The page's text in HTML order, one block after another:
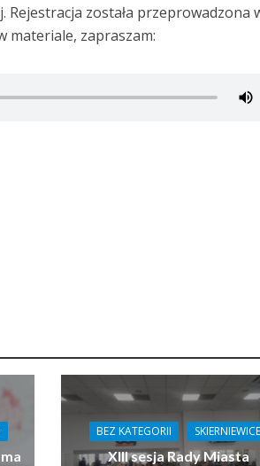
Rejestracja została przeprowadzona
materiale, zapraszam:
BEZ KATEGORII
XIII sesja Rady Miasta